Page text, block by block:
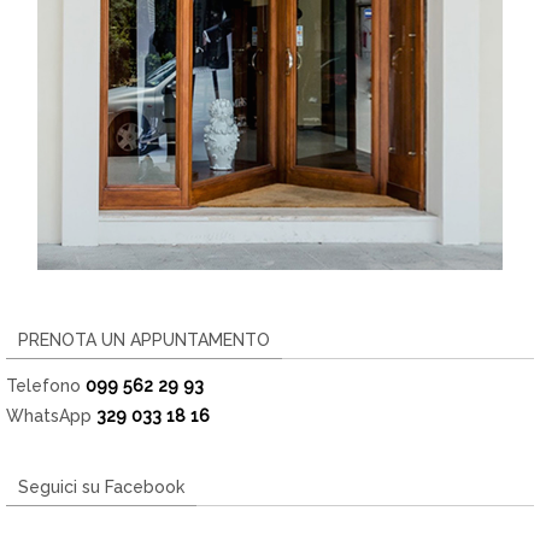
PRENOTA UN APPUNTAMENTO
Telefono 099 562 29 93
WhatsApp 329 033 18 16
Seguici su Facebook